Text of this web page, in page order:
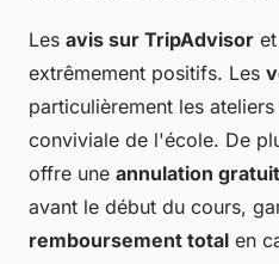
Les avis sur TripAdvisor
extrêmement positifs. Les
particulièrement les
conviviale de l'école. De
offre une annulation
avant le début du cours,
remboursement total en